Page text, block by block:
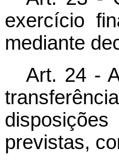
exercício
mediante
Art. 24 -
previstas,